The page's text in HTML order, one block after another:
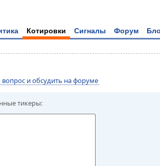
Котировки Сигналы Форум
вопрос и обсудить на форуме
тикеры: